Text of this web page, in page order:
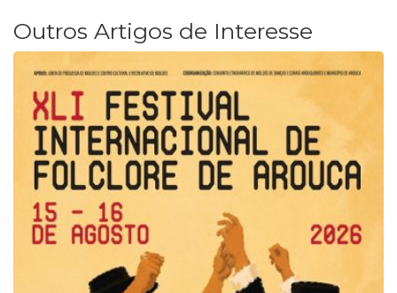
Outros Artigos de Interesse